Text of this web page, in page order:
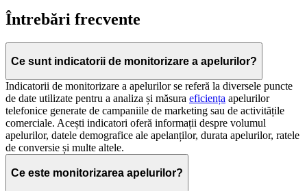
Întrebări frecvente
Ce sunt indicatorii de monitorizare a apelurilor?
Indicatorii de monitorizare a apelurilor se referă la diversele puncte
de date utilizate pentru a analiza și măsura eficiența apelurilor
telefonice generate de campaniile de marketing sau de activitățile
comerciale. Acești indicatori oferă informații despre volumul
apelurilor, datele demografice ale apelanților, durata apelurilor, ratele
de conversie și multe altele.
Ce este monitorizarea apelurilor?